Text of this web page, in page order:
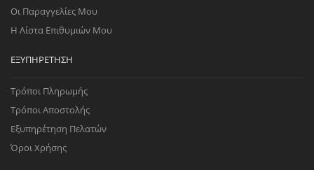
Οι Παραγγελίες Μου
Η Λίστα Επιθυμιών Μου
ΕΞΥΠΗΡΈΤΗΣΗ
Τρόποι Πληρωμής
Τρόποι Αποστολής
Εξυπηρέτηση Πελατών
Όροι Χρήσης